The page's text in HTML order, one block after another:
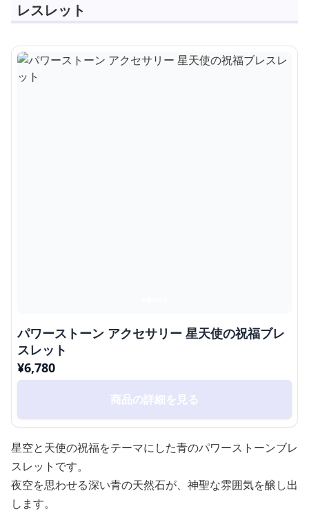
レスレット
パワーストーン アクセサリー 星天使の祝福ブレ
スレット
¥6,780
商品の詳細を見る
星空と天使の祝福をテーマにした青のパワーストーンブレ
スレットです。
夜空を思わせる深い青の天然石が、神聖な雰囲気を醸し出
します。